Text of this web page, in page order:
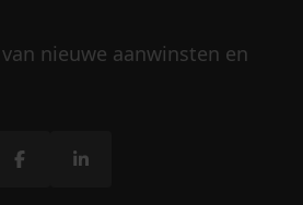
nieuwe aanwinsten en